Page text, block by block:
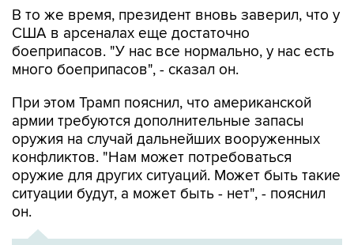
боеприпасов. "У нас все нормально, у нас есть
много боеприпасов", - сказал он.
При этом Трамп пояснил, что американской
оружия на случай дальнейших вооруженных
конфликтов. "Нам может потребоваться
оружие для других ситуаций. Может быть такие
ситуации будут, а может быть - нет", - пояснил
он.
ХРОНИКА